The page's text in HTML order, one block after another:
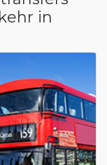
in